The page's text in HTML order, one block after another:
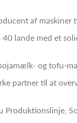
af
lande med et
og tofu-
partner til at
Produktionslinje